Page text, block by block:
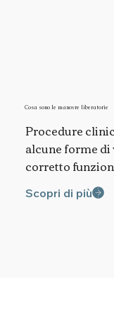
Cosa sono le manovre liberatorie
Procedure
alcune forme
corretto
Scopri di più